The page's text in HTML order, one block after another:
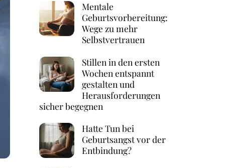
Mentale
Geburtsvorbereitung:
Wege zu mehr
Selbstvertrauen
Stillen in den ersten
Wochen entspannt
gestalten und
Herausforderungen
sicher begegnen
Hatte Tun bei
Geburtsangst vor der
Entbindung?